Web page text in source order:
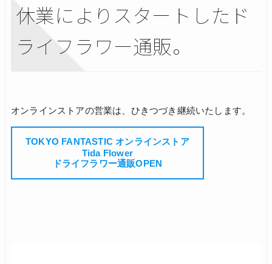
休業によりスタートしたド
ライフラワー通販。
オンラインストアの営業は、ひきつづき継続いたします。
TOKYO FANTASTIC オンラインストア
Tida Flower
ドライフラワー通販OPEN